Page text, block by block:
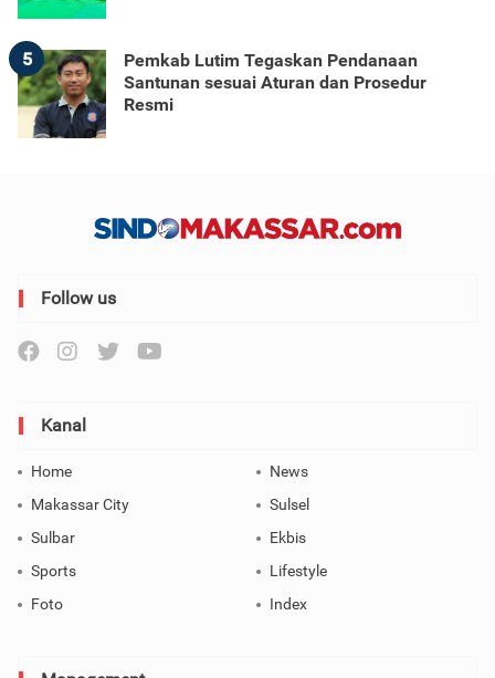
5
Pemkab Lutim Tegaskan Pendanaan
Santunan sesuai Aturan dan Prosedur
Resmi
Follow us
Kanal
Home
News
Makassar City
Sulsel
Sulbar
Ekbis
Sports
Lifestyle
Foto
Index